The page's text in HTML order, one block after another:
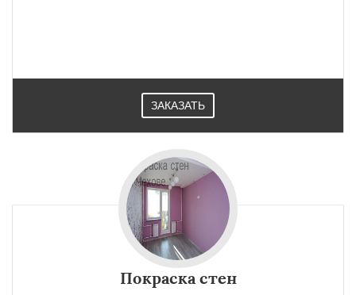
ЗАКАЗАТЬ
Покраска стен